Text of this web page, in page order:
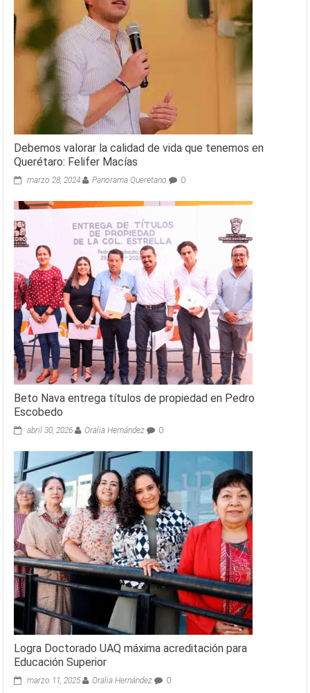
Debemos valorar la calidad de vida que tenemos en
Querétaro: Felifer Macías
marzo 28, 2024 Panorama Queretano 0
Beto Nava entrega títulos de propiedad en Pedro
Escobedo
abril 30, 2026 Oralia Hernández 0
Logra Doctorado UAQ máxima acreditación para
Educación Superior
marzo 11, 2025 Oralia Hernández 0